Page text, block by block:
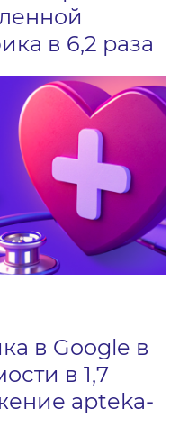
в 6,2 раза
в Google в
в 1,7
apteka-